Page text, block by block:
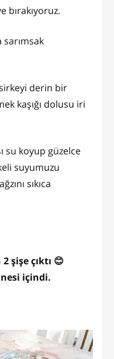
bırakıyoruz.
sarımsak
derin bir
kaşığı dolusu iri
su koyup güzelce
suyumuzu
sıkıca
şişe çıktı 😊
içindi.